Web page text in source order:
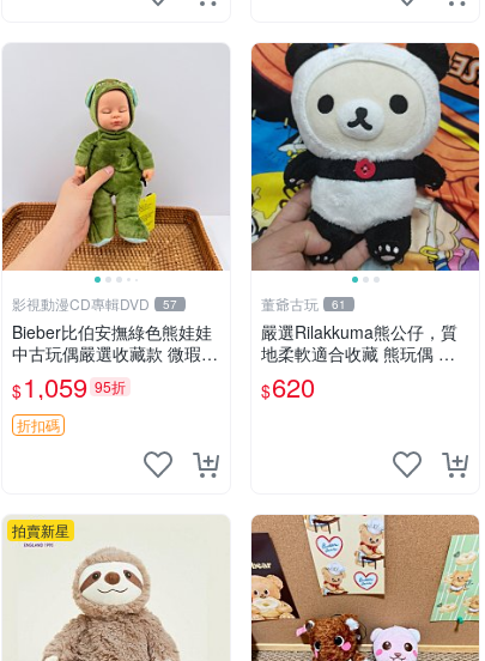
影視動漫CD專輯DVD 57
Bieber比伯安撫綠色熊娃娃
中古玩偶嚴選收藏款 微瑕輕
度使用 Bieber綠熊娃娃 中
古玩偶 微瑕
$1,059 95折
折扣碼
董爺古玩 61
嚴選Rilakkuma熊公仔，質
地柔軟適合收藏 熊玩偶 柔
軟 公仔 收藏
$620
拍賣新星